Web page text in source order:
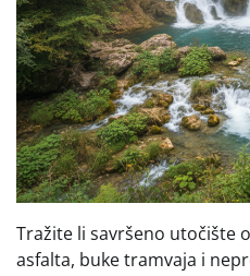
Tražite li savršeno utočište
asfalta, buke tramvaja i